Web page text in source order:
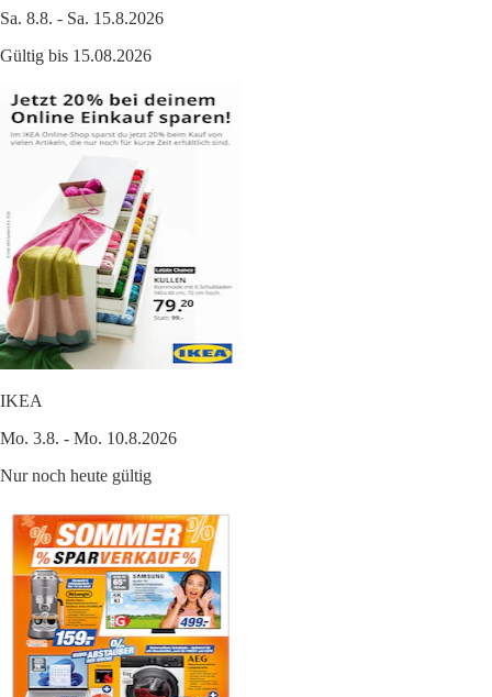
Sa. 8.8. - Sa. 15.8.2026
Gültig bis 15.08.2026
IKEA
Mo. 3.8. - Mo. 10.8.2026
Nur noch heute gültig